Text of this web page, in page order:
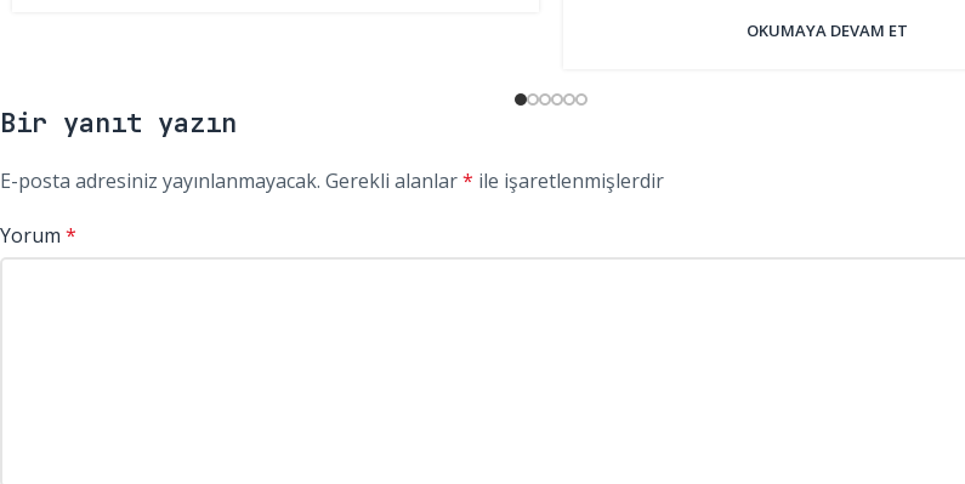
OKUMAYA DEVAM ET
Bir yanıt yazın
E-posta adresiniz yayınlanmayacak. Gerekli alanlar* ile işaretlenmişlerdir
Yorum *